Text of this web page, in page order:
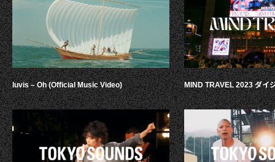
luvis – Oh (Official Music Video) MIND TRAVEL 2023 ダイ